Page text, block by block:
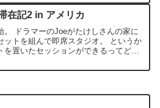
在記2 in アメリカ
。 ドラマーのJoeがたけしさんの家に
ットを組んで即席スタジオ。 というか
置いたセッションができるってどう